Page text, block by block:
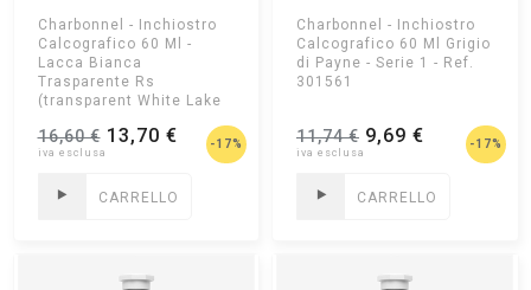
Charbonnel - Inchiostro
Calcografico 60 Ml -
Lacca Bianca
Trasparente Rs
(transparent White Lake
301571
16,60 €13,70 € -17%
CARRELLO
Charbonnel - Inchiostro
Calcografico 60 Ml Grigio
di Payne - Serie 1 - Ref.
301561
11,74 € 9,69 € -17%
CARRELLO